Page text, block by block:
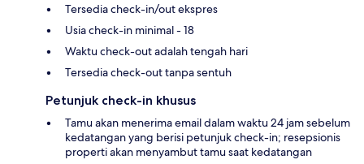
Tersedia check-in/out ekspres
Usia check-in minimal - 18
Waktu check-out adalah tengah hari
Tersedia check-out tanpa sentuh
Petunjuk check-in khusus
Tamu akan menerima email dalam waktu 24 jam sebelum
kedatangan yang berisi petunjuk check-in; resepsionis
properti akan menyambut tamu saat kedatangan